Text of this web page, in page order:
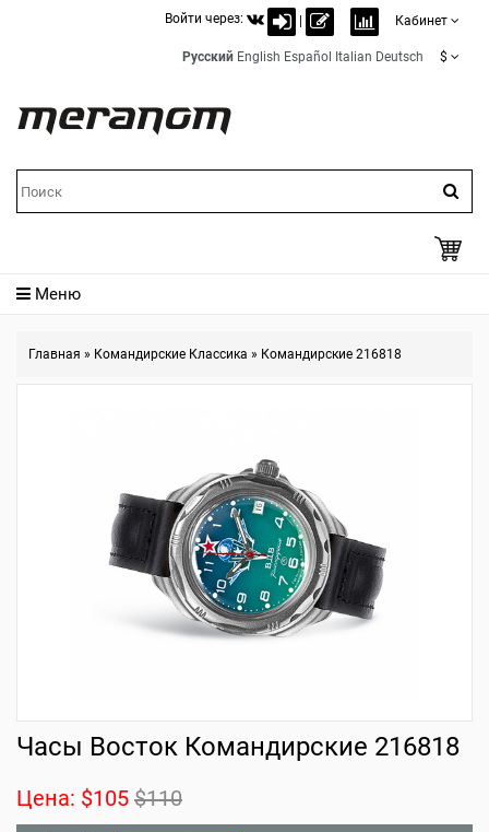
Войти через: Кабинет
Русский English Español Italian Deutsch $
Меню
Главная » Командирские Классика » Командирские 216818
Часы Восток Командирские 216818
Цена: $105 $110